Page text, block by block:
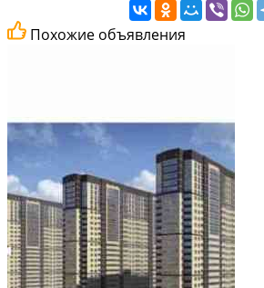
Похожие объявления